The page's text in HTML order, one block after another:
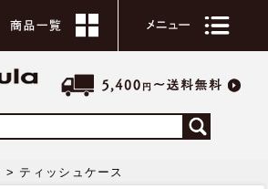
> ティッシュケース